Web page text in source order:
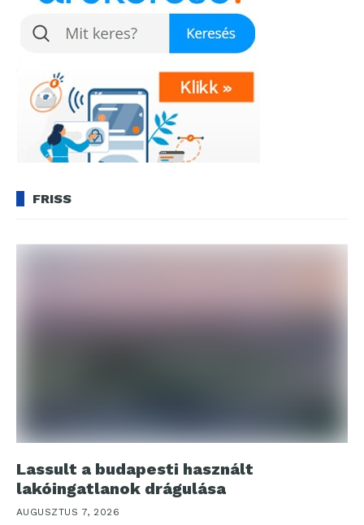
FRISS
Lassult a budapesti használt
lakóingatlanok drágulása
AUGUSZTUS 7, 2026